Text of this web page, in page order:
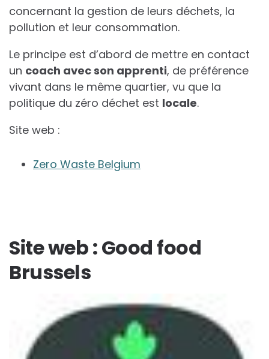
concernant la gestion de leurs déchets, la
pollution et leur consommation.
Le principe est d’abord de mettre en contact
un coach avec son apprenti, de préférence
vivant dans le même quartier, vu que la
politique du zéro déchet est locale.
Site web :
Zero Waste Belgium
Site web : Good food
Brussels